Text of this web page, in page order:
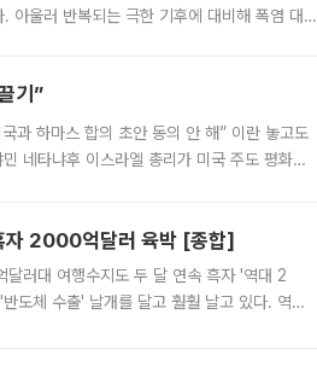
아울러 반복되는 극한 기후에 대비해 폭염 대응
기”
과 하마스 합의 초안 동의 안 해” 이란 놓고도
네타냐후 이스라엘 총리가 미국 주도 평화위
자 2000억달러 육박 [종합]
러대 여행수지도 두 달 연속 흑자 '역대 2
도체 수출' 날개를 달고 훨훨 날고 있다. 역대